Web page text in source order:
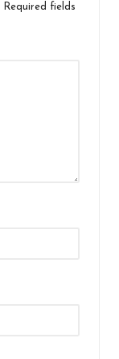
Required fields